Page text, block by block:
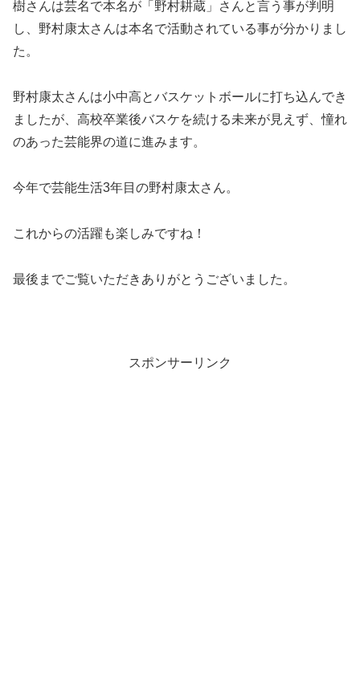
樹さんは芸名で本名が「野村耕蔵」さんと言う事が判明
し、野村康太さんは本名で活動されている事が分かりまし
た。
野村康太さんは小中高とバスケットボールに打ち込んでき
ましたが、高校卒業後バスケを続ける未来が見えず、憧れ
のあった芸能界の道に進みます。
今年で芸能生活3年目の野村康太さん。
これからの活躍も楽しみですね！
最後までご覧いただきありがとうございました。
スポンサーリンク